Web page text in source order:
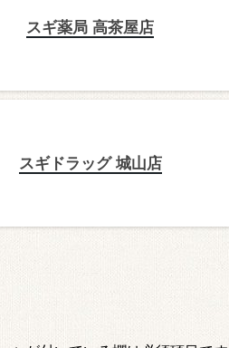
スギ薬局 高茶屋店
スギドラッグ 城山店